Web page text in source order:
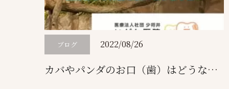
ブログ 2022/08/26
カバやパンダのお口（歯）はどうなってるの